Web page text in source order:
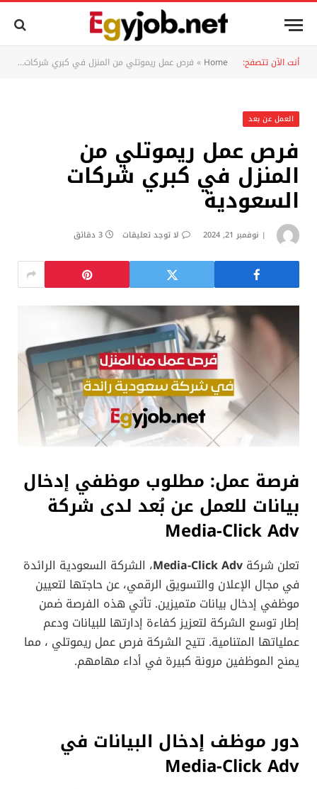
أنت الآن تتصفح: Home
» فرص عمل ريموتلي من المنزل في كبري شركات السعودية
العمل عن بعد
فرص عمل ريموتلي من
المنزل في كبري شركات
السعودية
نوفمبر 21, 2024 لا توجد تعليقات 3 دقائق
فرصة عمل: مطلوب موظفي إدخال
بيانات للعمل عن بُعد لدى شركة
Media-Click Adv
تعلن شركة Media-Click Adv، الشركة السعودية الرائدة
في مجال الإعلان والتسويق الرقمي، عن حاجتها لتعيين
موظفي إدخال بيانات متميزين. تأتي هذه الفرصة ضمن
إطار توسع الشركة لتعزيز كفاءة إدارتها للبيانات ودعم
عملياتها المتنامية. تتيح الشركة فرص عمل ريموتلي ، مما
يمنح الموظفين مرونة كبيرة في أداء مهامهم.
دور موظف إدخال البيانات في
Media-Click Adv